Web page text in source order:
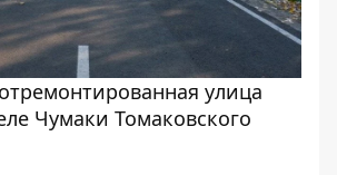
улица
Чумаки Томаковского